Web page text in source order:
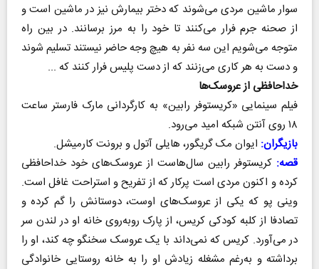
سوار ماشین مردی می‌شوند که دختر بیمارش نیز در ماشین است و
از صحنه جرم فرار می‌کنند تا خود را به مرز برسانند. در بین راه
متوجه می‌شویم این سه نفر به هیچ وجه حاضر نیستند تسلیم شوند
و دست به هر کاری می‌زنند که از دست پلیس فرار کنند که ...
خداحافظی از عروسک‌ها
فیلم سینمایی «کریستوفر رابین» به کارگردانی مارک فارستر ساعت
۱۸ روی آنتن شبکه امید می‌رود.
بازیگران: ایوان مک گریگور، هایلی آتول و برونت کارمیشل.
قصه: کریستوفر رابین سال‌هاست از عروسک‌های خود خداحافظی
کرده و اکنون مردی است پرکار که از تفریح و استراحت غافل است.
وینی پو که یکی از عروسک‌های اوست، دوستانش را گم کرده و
تصادفا از کلبه کودکی کریس، از پارک روبه‌روی خانه او در لندن سر
در می‌آورد. کریس که نمی‌داند با یک عروسک سخنگو چه کند، او را
برداشته و به‌رغم مشغله زیادش او را به خانه روستایی خانوادگی